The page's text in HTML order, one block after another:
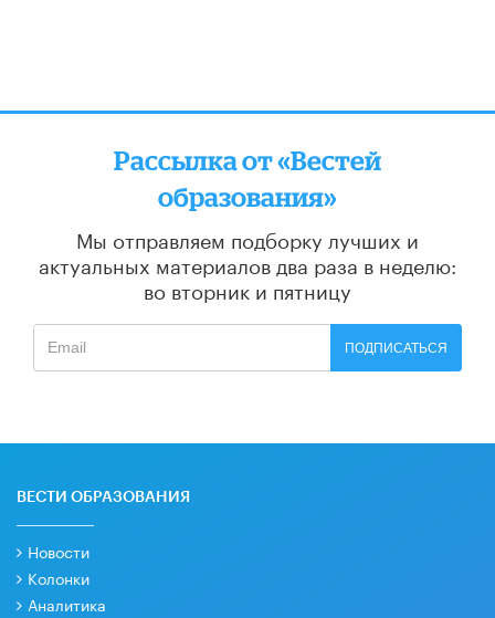
Рассылка от «Вестей
образования»
Мы отправляем подборку лучших и
актуальных материалов два раза в неделю:
во вторник и пятницу
ПОДПИСАТЬСЯ
ВЕСТИ ОБРАЗОВАНИЯ
Новости
Колонки
Аналитика